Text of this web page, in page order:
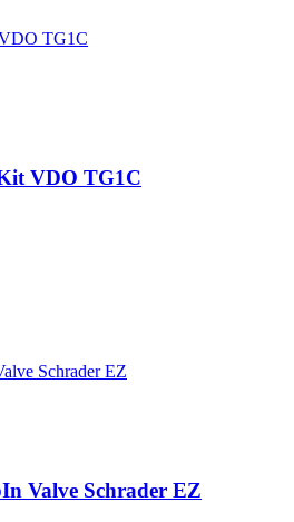
VDO TG1C
Valve Schrader EZ